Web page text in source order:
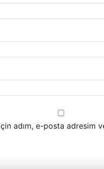
adım, e-posta adresim